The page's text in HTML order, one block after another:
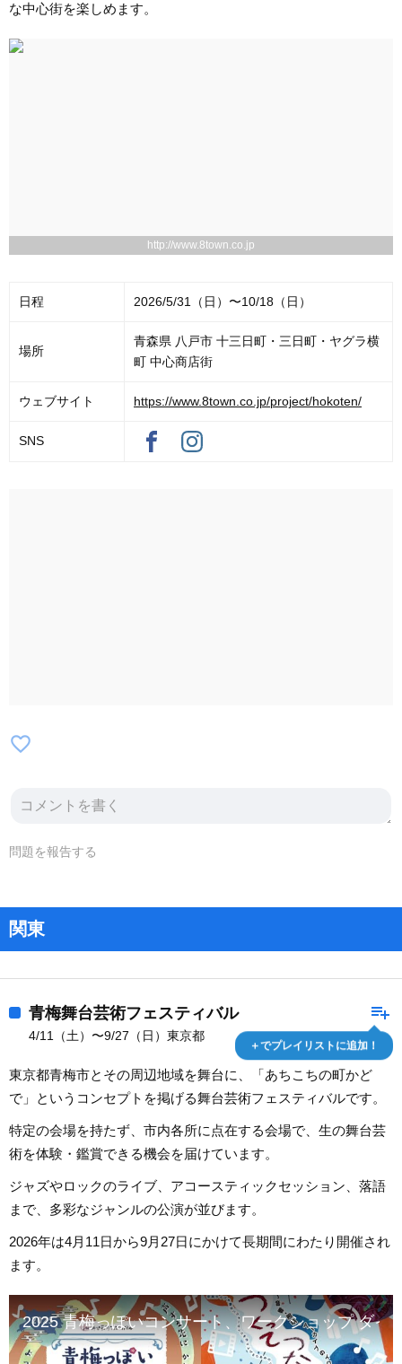
な中心街を楽しめます。
http://www.8town.co.jp
日程 2026/5/31（日）〜10/18（日）
場所
青森県 八戸市 十三日町・三日町・ヤグラ横
町 中心商店街
ウェブサイト https://www.8town.co.jp/project/hokoten/
SNS
favorite_border
問題を報告する
関東
playlist_add
＋でプレイリストに追加！
青梅舞台芸術フェスティバル
4/11（土）〜9/27（日）東京都
東京都青梅市とその周辺地域を舞台に、「あちこちの町かど
で」というコンセプトを掲げる舞台芸術フェスティバルです。
特定の会場を持たず、市内各所に点在する会場で、生の舞台芸
術を体験・鑑賞できる機会を届けています。
ジャズやロックのライブ、アコースティックセッション、落語
まで、多彩なジャンルの公演が並びます。
2026年は4月11日から9月27日にかけて長期間にわたり開催され
ます。
2025 青梅っぽいコンサート、ワークショップ ダイ